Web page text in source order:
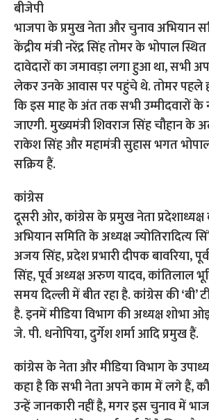
बीजेपी
भाजपा के प्रमुख नेता और चुनाव अभियान
केंद्रीय मंत्री नरेंद्र सिंह तोमर के भोपाल
दावेदारों का जमावड़ा लगा हुआ था, सभी
लेकर उनके आवास पर पहुंचे थे. तोमर पहले
कि इस माह के अंत तक सभी उम्मीदवारों के
जाएगी. मुख्यमंत्री शिवराज सिंह चौहान के
राकेश सिंह और महामंत्री सुहास भगत
सक्रिय हैं.
कांग्रेस
दूसरी ओर, कांग्रेस के प्रमुख नेता
अभियान समिति के अध्यक्ष ज्योतिरादित्य
अजय सिंह, प्रदेश प्रभारी दीपक बावरिया,
सिंह, पूर्व अध्यक्ष अरुण यादव, कांतिलाल
समय दिल्ली में बीत रहा है. कांग्रेस की ‘बी’
है. इनमें मीडिया विभाग की अध्यक्ष शोभा
जे. पी. धनोपिया, दुर्गेश शर्मा आदि प्रमुख हैं.
कांग्रेस के नेता और मीडिया विभाग के
कहा है कि सभी नेता अपने काम में लगे हैं,
उन्हें जानकारी नहीं है, मगर इस चुनाव में